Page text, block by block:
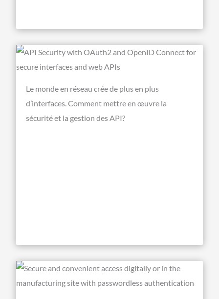
Le monde en réseau crée de plus en plus
d’interfaces. Comment mettre en œuvre la
sécurité et la gestion des API?